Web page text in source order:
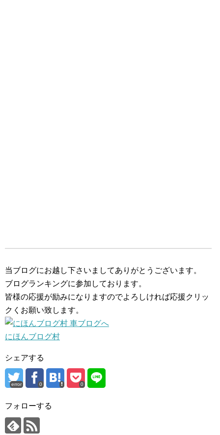
当ブログにお越し下さいましてありがとうございます。
ブログランキングに参加しております。
皆様の応援が励みになりますのでよろしければ応援クリッ
クくお願い致します。
にほんブログ村
シェアする
error 0 0
フォローする